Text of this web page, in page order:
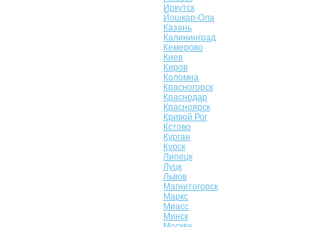
Иркутск
Йошкар-Ола
Казань
Калининград
Кемерово
Киев
Киров
Коломна
Красногорск
Краснодар
Красноярск
Кривой Рог
Кстово
Курган
Курск
Липецк
Луцк
Львов
Магнитогорск
Маркс
Миасс
Минск